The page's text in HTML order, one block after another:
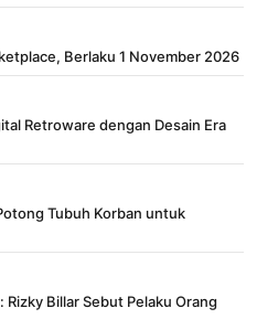
Berlaku 1 November 2026
Retroware dengan Desain Era
Tubuh Korban untuk
Rizky Billar Sebut Pelaku Orang